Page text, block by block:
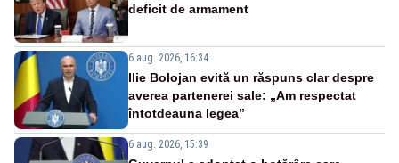
deficit de armament
6 aug. 2026, 16:34
Ilie Bolojan evită un răspuns clar despre
averea partenerei sale: „Am respectat
întotdeauna legea”
6 aug. 2026, 15:39